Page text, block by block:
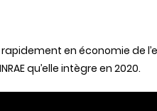
en économie de
qu’elle intègre en 2020.